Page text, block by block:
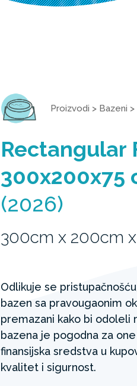
Proizvodi > Bazeni >
Rectangular
300x200x75
(2026)
300cm x 200cm
Odlikuje se
bazen sa pravougaonim
premazani kako bi odoleli
bazena je pogodna za
finansijska sredstva u
kvalitet i sigurnost.